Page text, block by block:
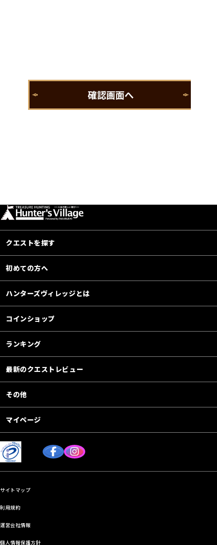
クエストを探す
初めての方へ
ハンターズヴィレッジとは
コインショップ
ランキング
最新のクエストレビュー
その他
マイページ
サイトマップ
利用規約
運営会社情報
個人情報保護方針